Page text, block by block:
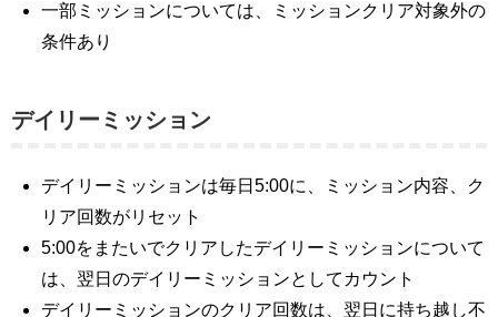
一部ミッションについては、ミッションクリア対象外の
条件あり
デイリーミッション
デイリーミッションは毎日5:00に、ミッション内容、ク
リア回数がリセット
5:00をまたいでクリアしたデイリーミッションについて
は、翌日のデイリーミッションとしてカウント
デイリーミッションのクリア回数は、翌日に持ち越し不